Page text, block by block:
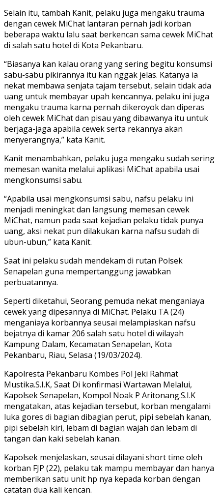
Selain itu, tambah Kanit, pelaku juga mengaku trauma
dengan cewek MiChat lantaran pernah jadi korban
beberapa waktu lalu saat berkencan sama cewek MiChat
di salah satu hotel di Kota Pekanbaru.
“Biasanya kan kalau orang yang sering begitu konsumsi
sabu-sabu pikirannya itu kan nggak jelas. Katanya ia
nekat membawa senjata tajam tersebut, selain tidak ada
uang untuk membayar upah kencannya, pelaku ini juga
mengaku trauma karna pernah dikeroyok dan diperas
oleh cewek MiChat dan pisau yang dibawanya itu untuk
berjaga-jaga apabila cewek serta rekannya akan
menyerangnya,” kata Kanit.
Kanit menambahkan, pelaku juga mengaku sudah sering
memesan wanita melalui aplikasi MiChat apabila usai
mengkonsumsi sabu.
“Apabila usai mengkonsumsi sabu, nafsu pelaku ini
menjadi meningkat dan langsung memesan cewek
MiChat, namun pada saat kejadian pelaku tidak punya
uang, aksi nekat pun dilakukan karna nafsu sudah di
ubun-ubun,” kata Kanit.
Saat ini pelaku sudah mendekam di rutan Polsek
Senapelan guna mempertanggung jawabkan
perbuatannya.
Seperti diketahui, Seorang pemuda nekat menganiaya
cewek yang dipesannya di MiChat. Pelaku TA (24)
menganiaya korbannya seusai melampiaskan nafsu
bejatnya di kamar 206 salah satu hotel di wilayah
Kampung Dalam, Kecamatan Senapelan, Kota
Pekanbaru, Riau, Selasa (19/03/2024).
Kapolresta Pekanbaru Kombes Pol Jeki Rahmat
Mustika.S.I.K, Saat Di konfirmasi Wartawan Melalui,
Kapolsek Senapelan, Kompol Noak P Aritonang.S.I.K
mengatakan, atas kejadian tersebut, korban mengalami
luka gores di bagian dibagian perut, pipi sebelah kanan,
pipi sebelah kiri, lebam di bagian wajah dan lebam di
tangan dan kaki sebelah kanan.
Kapolsek menjelaskan, seusai dilayani short time oleh
korban FJP (22), pelaku tak mampu membayar dan hanya
memberikan satu unit hp nya kepada korban dengan
catatan dua kali kencan.